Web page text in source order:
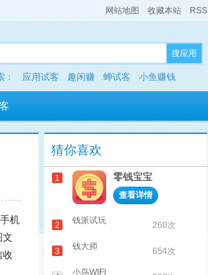
网站地图 收藏本站 RSS
搜应用
： 应用试客 趣闲赚 蝉试客 小鱼赚钱
机
文
收
猜你喜欢
1 零钱宝宝
查看详情
2 钱派试玩 260次
3 钱大师 654次
小鸟WIFI